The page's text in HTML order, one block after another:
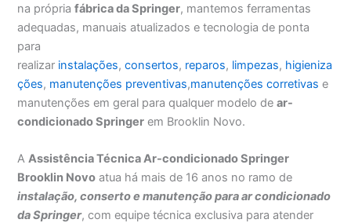
na própriafábrica da Springer, mantemos ferramentas
adequadas, manuais atualizados e tecnologia de ponta
para
realizar instalações,consertos, reparos, limpezas, higieniza
ções, manutenções preventivas,manutenções corretivas e
manutenções em geral para qualquer modelo dear-
condicionado Springer em Brooklin Novo.
AAssistência Técnica Ar-condicionado Springer
Brooklin Novo atua há mais de 16 anos no ramo de
instalação, conserto e manutenção para ar condicionado
da Springer, com equipe técnica exclusiva para atender